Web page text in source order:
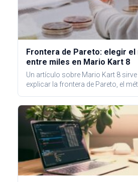
Frontera de Pareto: elegir el
entre miles en Mario Kart 8
Un artículo sobre Mario Kart 8
explicar la frontera de Pareto, el